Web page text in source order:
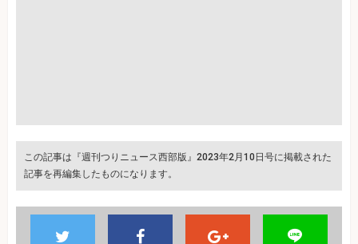
この記事は『週刊つりニュース西部版』2023年2月10日号に掲載された
記事を再編集したものになります。